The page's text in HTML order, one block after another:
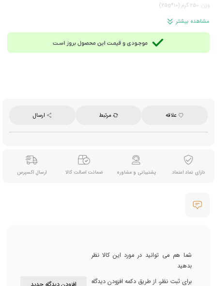
وزن: 250 گرم (25g*10)
برند: علی کافه
محصول مالزی
مشاهده بیشتر
علاقه مرتبط ارسال
دارای نماد اعتماد پشتیبانی و مشاوره ضمانت اصالت کالا ارسال اکسپرس
شما هم می توانید در مورد این کالا نظر
بدهید
برای ثبت نظر، از طریق دکمه افزودن دیدگاه